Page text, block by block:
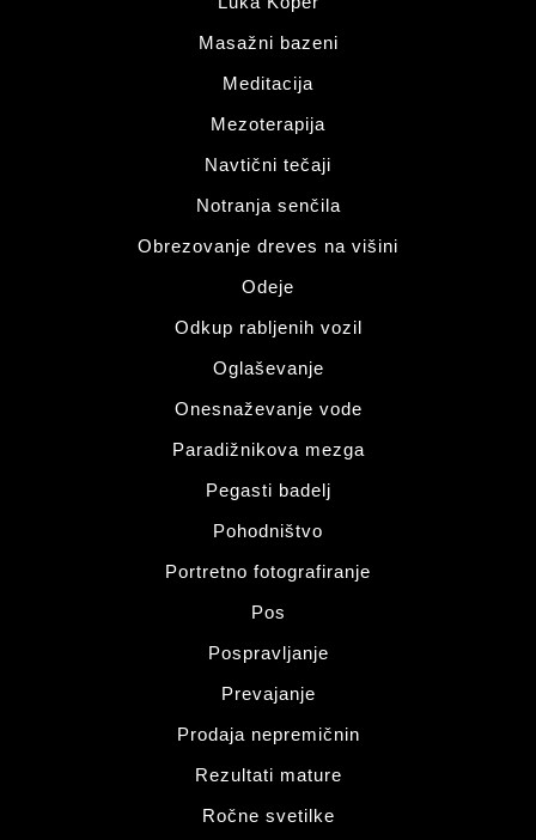
Masažni bazeni
Meditacija
Mezoterapija
Navtični tečaji
Notranja senčila
Obrezovanje dreves na višini
Odeje
Odkup rabljenih vozil
Oglaševanje
Onesnaževanje vode
Paradižnikova mezga
Pegasti badelj
Pohodništvo
Portretno fotografiranje
Pos
Pospravljanje
Prevajanje
Prodaja nepremičnin
Rezultati mature
Ročne svetilke